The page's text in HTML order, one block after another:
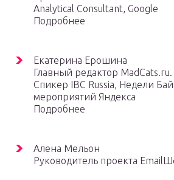
Analytical Consultant, Google
Подробнее
Екатерина Ерошина
Главный редактор MadCats.ru.
Спикер IBC Russia, Недели
мероприятий Яндекса
Подробнее
Алена Мельон
Руководитель проекта